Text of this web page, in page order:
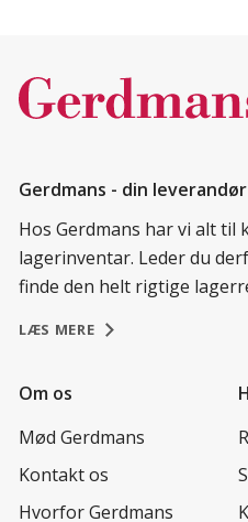
Gerdmans - din
Hos Gerdmans har vi alt
lagerinventar. Leder du
finde den helt rigtige
LÆS MERE
Om os
Mød Gerdmans
Kontakt os
Hvorfor Gerdmans